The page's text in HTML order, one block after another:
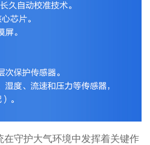
在守护大气环境中发挥着关键作